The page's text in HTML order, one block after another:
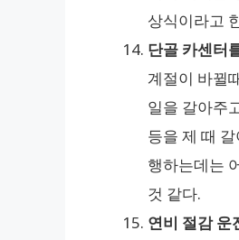
상식이라고
단골 카센터
계절이 바뀔
일을 갈아주
등을 제 때
행하는데는
것 같다.
연비 절감 운